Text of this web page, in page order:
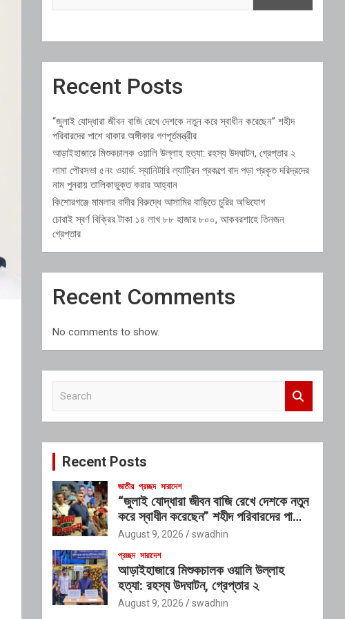
Recent Posts
“জুলাই যোদ্ধারা জীবন বাজি রেখে দেশকে নতুন করে স্বাধীন করেছেন” শহীদ
পরিবারদের পাশে থাকার অঙ্গীকার গণপূর্তমন্ত্রীর
আড়াইহাজারে মিশুকচালক ওয়ালি উল্লাহ হত্যা: রহস্য উদঘাটন, গ্রেপ্তার ২
লামা পৌরসভা ৫নং ওয়ার্ড: স্যানিটারি ল্যাট্রিন প্রকল্পে বাদ পড়া প্রকৃত দরিদ্রদের
নাম পুনরায় তালিকাভুক্ত করার আহ্বান
কিশোরগঞ্জে মামলার বাদীর বিরুদ্ধে আসামির বাড়িতে চুরির অভিযোগ
চোরাই স্বর্ণ বিক্রির টাকা ১৪ লাখ ৮৮ হাজার ৮০০, আকবরশাহে তিনজন
গ্রেপ্তার
Recent Comments
No comments to show.
c
Recent Posts
জাতীয় প্রচ্ছদ সারাদেশ
“জুলাই যোদ্ধারা জীবন বাজি রেখে দেশকে নতুন
করে স্বাধীন করেছেন” শহীদ পরিবারদের পাশে
থাকার অঙ্গীকার গণপূর্তমন্ত্রীর
August 9, 2026 swadhin
প্রচ্ছদ সারাদেশ
আড়াইহাজারে মিশুকচালক ওয়ালি উল্লাহ
হত্যা: রহস্য উদঘাটন, গ্রেপ্তার ২
August 9, 2026 swadhin